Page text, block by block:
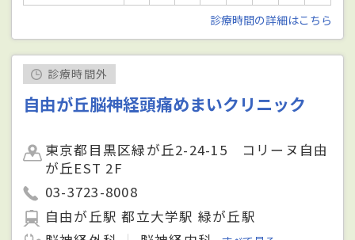
診療時間の詳細はこちら
診療時間外
自由が丘脳神経頭痛めまいクリニック
東京都目黒区緑が丘2-24-15 コリーヌ自由
が丘EST 2F
03-3723-8008
自由が丘駅 都立大学駅 緑が丘駅